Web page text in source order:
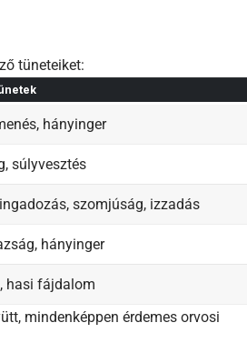
tüneteiket:
hányinger
súlyvesztés
szomjúság, izzadás
hányinger
hasi fájdalom
mindenképpen érdemes orvosi